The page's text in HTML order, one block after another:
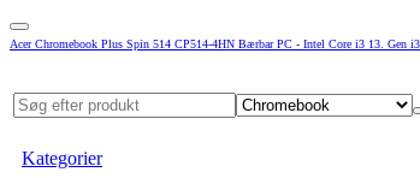
Acer Chromebook Plus Spin 514 CP514-4HN Bærbar PC - Intel Core i3 13.
Kategorier